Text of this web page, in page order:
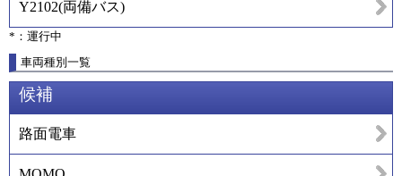
Y2102(両備バス)
*：運行中
車両種別一覧
候補
路面電車